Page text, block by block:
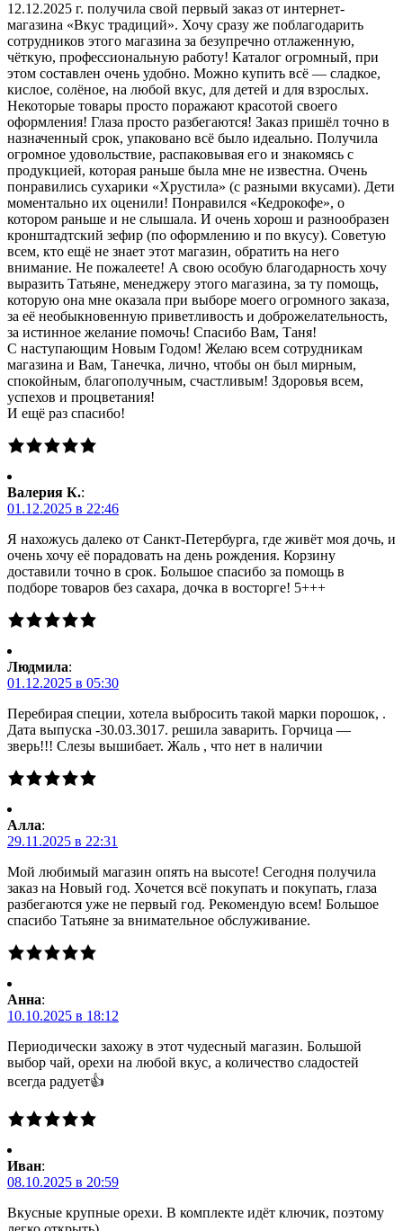
12.12.2025 г. получила свой первый заказ от интернет-
магазина «Вкус традиций». Хочу сразу же поблагодарить
сотрудников этого магазина за безупречно отлаженную,
чёткую, профессиональную работу! Каталог огромный, при
этом составлен очень удобно. Можно купить всё — сладкое,
кислое, солёное, на любой вкус, для детей и для взрослых.
Некоторые товары просто поражают красотой своего
оформления! Глаза просто разбегаются! Заказ пришёл точно в
назначенный срок, упаковано всё было идеально. Получила
огромное удовольствие, распаковывая его и знакомясь с
продукцией, которая раньше была мне не известна. Очень
понравились сухарики «Хрустила» (с разными вкусами). Дети
моментально их оценили! Понравился «Кедрокофе», о
котором раньше и не слышала. И очень хорош и разнообразен
кронштадтский зефир (по оформлению и по вкусу). Советую
всем, кто ещё не знает этот магазин, обратить на него
внимание. Не пожалеете! А свою особую благодарность хочу
выразить Татьяне, менеджеру этого магазина, за ту помощь,
которую она мне оказала при выборе моего огромного заказа,
за её необыкновенную приветливость и доброжелательность,
за истинное желание помочь! Спасибо Вам, Таня!
С наступающим Новым Годом! Желаю всем сотрудникам
магазина и Вам, Танечка, лично, чтобы он был мирным,
спокойным, благополучным, счастливым! Здоровья всем,
успехов и процветания!
И ещё раз спасибо!
Валерия К.:
01.12.2025 в 22:46
Я нахожусь далеко от Санкт-Петербурга, где живёт моя дочь, и
очень хочу её порадовать на день рождения. Корзину
доставили точно в срок. Большое спасибо за помощь в
подборе товаров без сахара, дочка в восторге! 5+++
Людмила:
01.12.2025 в 05:30
Перебирая специи, хотела выбросить такой марки порошок, .
Дата выпуска -30.03.3017. решила заварить. Горчица —
зверь!!! Слезы вышибает. Жаль , что нет в наличии
Алла:
29.11.2025 в 22:31
Мой любимый магазин опять на высоте! Сегодня получила
заказ на Новый год. Хочется всё покупать и покупать, глаза
разбегаются уже не первый год. Рекомендую всем! Большое
спасибо Татьяне за внимательное обслуживание.
Анна:
10.10.2025 в 18:12
Периодически захожу в этот чудесный магазин. Большой
выбор чай, орехи на любой вкус, а количество сладостей
всегда радует👍
Иван:
08.10.2025 в 20:59
Вкусные крупные орехи. В комплекте идёт ключик, поэтому